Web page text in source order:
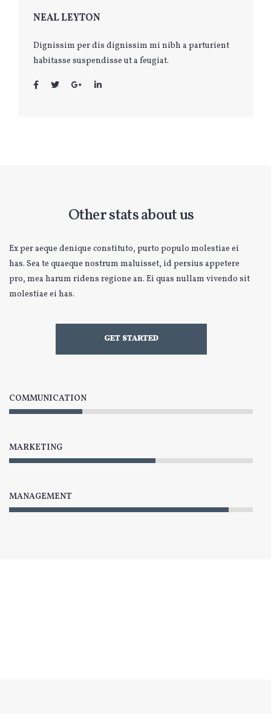
NEAL LEYTON
Dignissim per dis dignissim mi nibh a parturient
habitasse suspendisse ut a feugiat.
Other stats about us
Ex per aeque denique constituto, purto populo molestiae ei
has. Sea te quaeque nostrum maluisset, id persius appetere
pro, mea harum ridens regione an. Ei quas nullam vivendo sit
molestiae ei has.
GET STARTED
COMMUNICATION
MARKETING
MANAGEMENT